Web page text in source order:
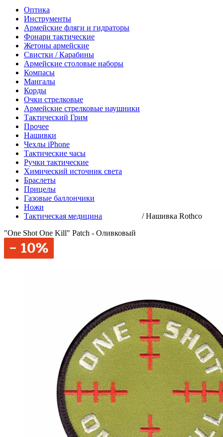
Оптика
Инструменты
Армейские фляги и гидраторы
Фонари тактические
Жетоны армейские
Свистки / Карабины
Армейские столовые наборы
Компасы
Мангалы
Корды
Очки стрелковые
Армейские стрелковые наушники
Тактический Грим
Прочее
Нашивки
Чехлы iPhone
Тактические часы
Ручки тактические
Химический источник света
Браслеты
Прицелы
Газовые баллончики
Ножи
Тактическая медицина
/Нашивка Rothco
"One Shot One Kill" Patch - Оливковый